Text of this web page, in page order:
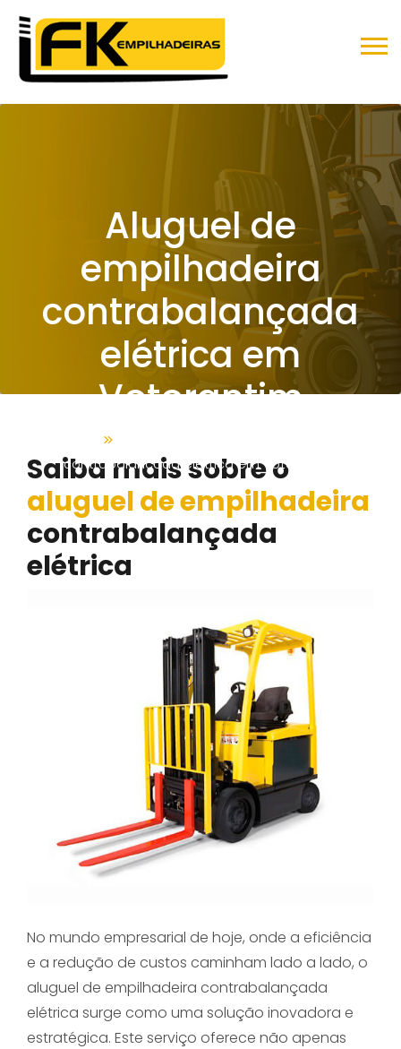
Aluguel de
empilhadeira
contrabalançada
elétrica em
Votorantim
contrabalançada elétrica em Votorantim
Saiba mais sobre o
aluguel de empilhadeira
contrabalançada
elétrica
No mundo empresarial de hoje, onde a eficiência
e a redução de custos caminham lado a lado, o
aluguel de empilhadeira contrabalançada
elétrica surge como uma solução inovadora e
estratégica. Este serviço oferece não apenas